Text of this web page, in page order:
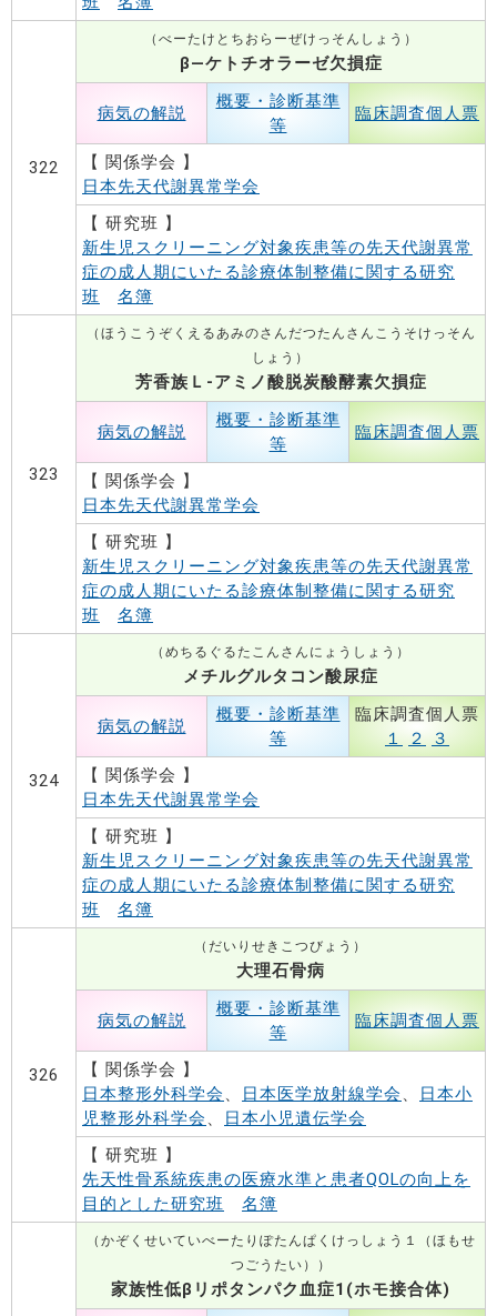
322
（べーたけとちおらーぜけっそんしょう）
β―ケトチオラーゼ欠損症
病気の解説
概要・診断基準
等
臨床調査個人票
【 関係学会 】
日本先天代謝異常学会
【 研究班 】
新生児スクリーニング対象疾患等の先天代謝異常
症の成人期にいたる診療体制整備に関する研究
班
名簿
323
（ほうこうぞくえるあみのさんだつたんさんこうそけっそん
しょう）
芳香族Ｌ-アミノ酸脱炭酸酵素欠損症
病気の解説
概要・診断基準
等
臨床調査個人票
【 関係学会 】
日本先天代謝異常学会
【 研究班 】
新生児スクリーニング対象疾患等の先天代謝異常
症の成人期にいたる診療体制整備に関する研究
班
名簿
324
（めちるぐるたこんさんにょうしょう）
メチルグルタコン酸尿症
病気の解説
概要・診断基準
等
臨床調査個人票
１
２ ３
【 関係学会 】
日本先天代謝異常学会
【 研究班 】
新生児スクリーニング対象疾患等の先天代謝異常
症の成人期にいたる診療体制整備に関する研究
班
名簿
326
（だいりせきこつびょう）
大理石骨病
病気の解説
概要・診断基準
等
臨床調査個人票
【 関係学会 】
日本整形外科学会 、 日本医学放射線学会 、
日本小
児整形外科学会 、
日本小児遺伝学会
【 研究班 】
先天性骨系統疾患の医療水準と患者QOLの向上を
目的とした研究班
名簿
（かぞくせいていべーたりぽたんぱくけっしょう１（ほもせ
つごうたい））
家族性低βリポタンパク血症1(ホモ接合体)